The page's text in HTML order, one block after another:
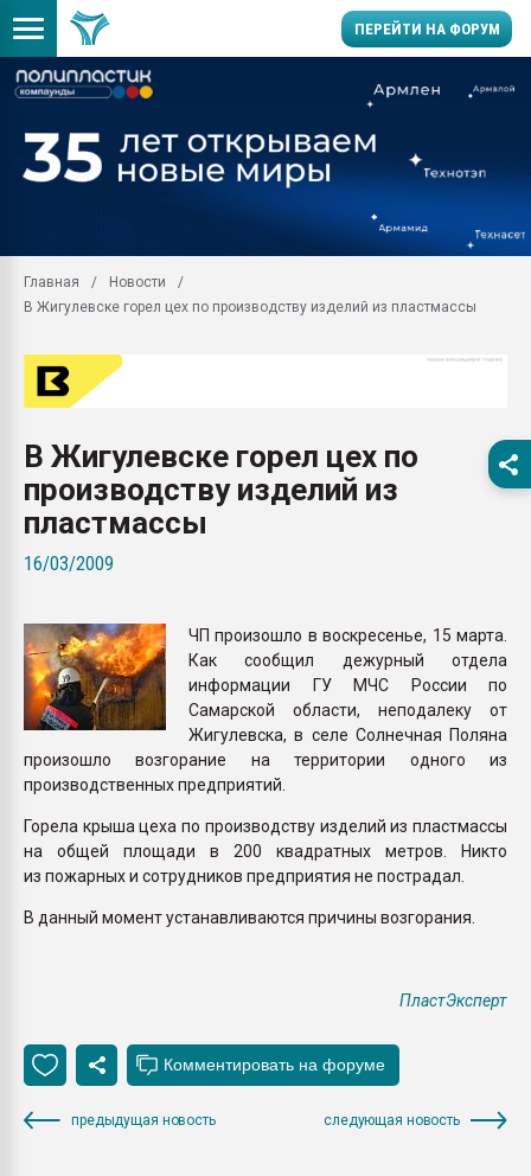
ПЕРЕЙТИ НА ФОРУМ
первый план в
пластмасс
ситуацией на
26.07.2022 "Сибирский
намного дороже
Главная
Новости
В Жигулевске горел цех по производству изделий из пластмассы
В Жигулевске горел цех по
производству изделий из
пластмассы
16/03/2009
ЧП произошло в воскресенье, 15 марта.
Как сообщил дежурный отдела
информации ГУ МЧС России по
Самарской области, неподалеку от
Жигулевска, в селе Солнечная Поляна
произошло возгорание на территории одного из
производственных предприятий.
Горела крыша цеха по производству изделий из пластмассы
на общей площади в 200 квадратных метров. Никто
из пожарных и сотрудников предприятия не пострадал.
В данный момент устанавливаются причины возгорания.
ПластЭксперт
предыдущая новость следующая новость